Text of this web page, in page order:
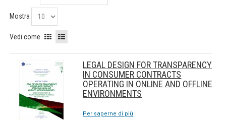
Mostra
Vedi come
LEGAL DESIGN FOR TRANSPARENCY
IN CONSUMER CONTRACTS
OPERATING IN ONLINE AND OFFLINE
ENVIRONMENTS
Per saperne di più